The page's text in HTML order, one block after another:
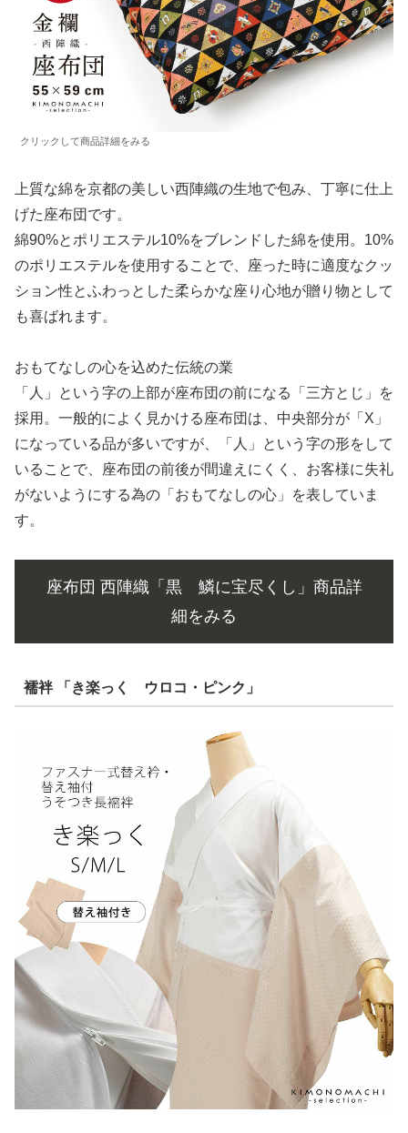
クリックして商品詳細をみる
上質な綿を京都の美しい西陣織の生地で包み、丁寧に仕上
げた座布団です。
綿90%とポリエステル10%をブレンドした綿を使用。10%
のポリエステルを使用することで、座った時に適度なクッ
ション性とふわっとした柔らかな座り心地が贈り物として
も喜ばれます。
おもてなしの心を込めた伝統の業
「人」という字の上部が座布団の前になる「三方とじ」を
採用。一般的によく見かける座布団は、中央部分が「X」
になっている品が多いですが、「人」という字の形をして
いることで、座布団の前後が間違えにくく、お客様に失礼
がないようにする為の「おもてなしの心」を表していま
す。
座布団 西陣織「黒 鱗に宝尽くし」商品詳
細をみる
襦袢 「き楽っく ウロコ・ピンク」